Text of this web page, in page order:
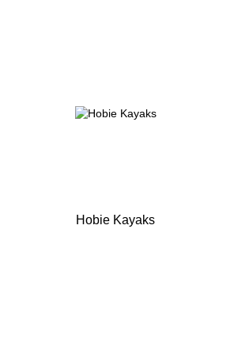
Hobie Kayaks